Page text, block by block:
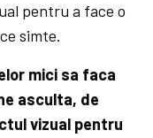
pentru a face o
simte.
mici sa faca
asculta, de
vizual pentru